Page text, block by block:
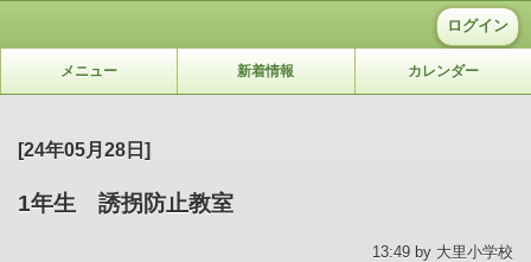
ログイン
メニュー 新着情報 カレンダー
[24年05月28日]
1年生 誘拐防止教室
13:49 by 大里小学校